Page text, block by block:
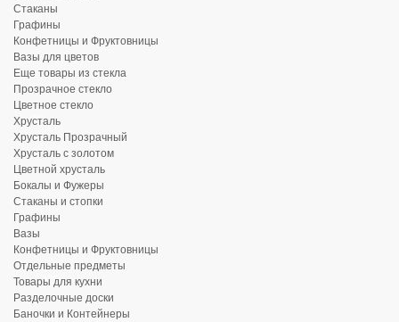
Стаканы
Графины
Конфетницы и Фруктовницы
Вазы для цветов
Еще товары из стекла
Прозрачное стекло
Цветное стекло
Хрусталь
Хрусталь Прозрачный
Хрусталь с золотом
Цветной хрусталь
Бокалы и Фужеры
Стаканы и стопки
Графины
Вазы
Конфетницы и Фруктовницы
Отдельные предметы
Товары для кухни
Разделочные доски
Баночки и Контейнеры